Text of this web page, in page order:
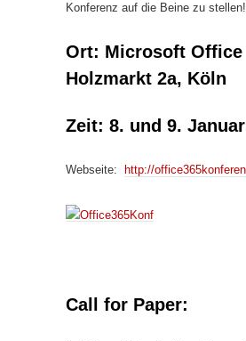
Konferenz auf die Beine zu stellen!
Ort: Microsoft Office
Holzmarkt 2a, Köln
Zeit: 8. und 9.
Webseite: http://
Call for Paper: